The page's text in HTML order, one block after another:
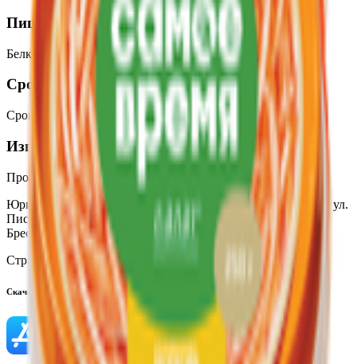
Пищевая ценность на 100г
Белки 0.7 Жиры : 3.4Углеводы :10.6Калории 76
Срок годности
Срок годности:70 дней
Изготовитель
Производитель:
СП «Санта Бремор» ООО
Юридический адрес:
224014, Республика Беларусь, г. Брест, ул.
Писателя Смирнова, 6Б/8; 224004, Республика Беларусь, г.
Брест, ул. Катин Бор, 106
Страна производства:
Скачать приложение